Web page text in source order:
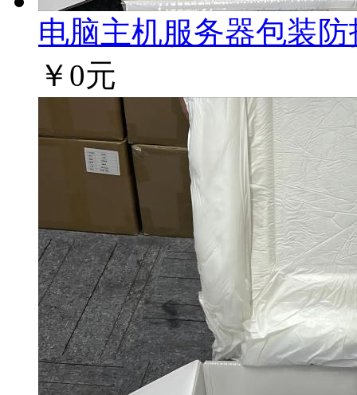
电脑主机服务器包装防
￥0元